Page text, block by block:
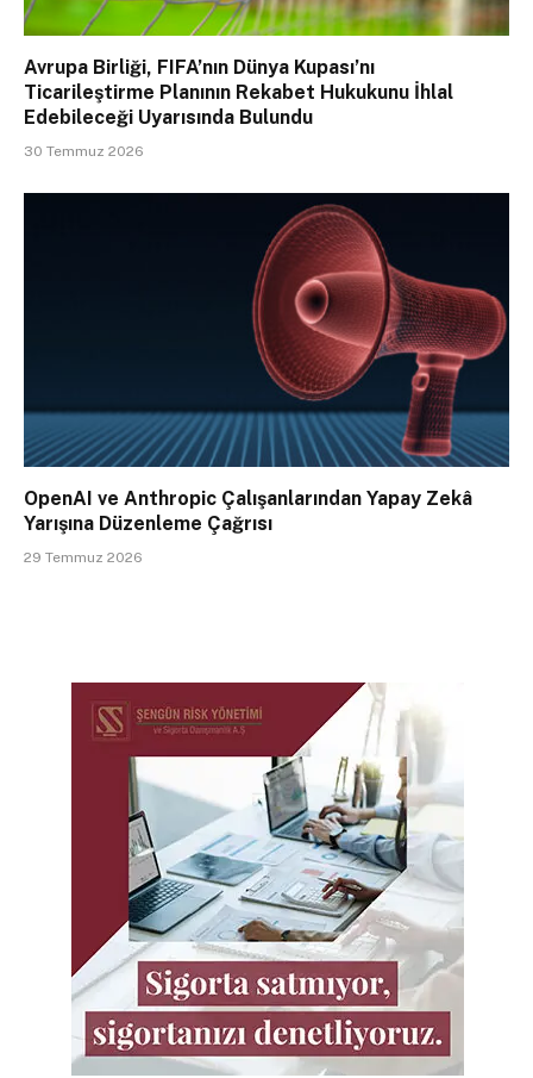
Avrupa Birliği, FIFA’nın Dünya Kupası’nı
Ticarileştirme Planının Rekabet Hukukunu İhlal
Edebileceği Uyarısında Bulundu
30 Temmuz 2026
OpenAI ve Anthropic Çalışanlarından Yapay Zekâ
Yarışına Düzenleme Çağrısı
29 Temmuz 2026